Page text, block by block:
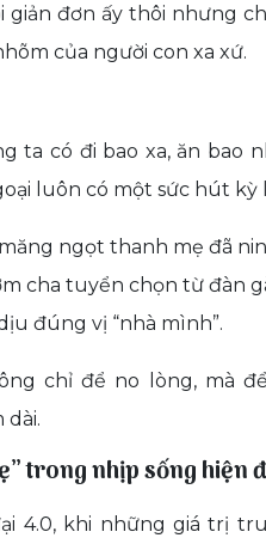
giản đơn ấy thôi nhưng
của người con xa xứ.
ta có đi bao xa, ăn bao
luôn có một sức hút kỳ
ngọt thanh mẹ đã
cha tuyển chọn từ đàn
đúng vị “nhà mình”.
chỉ để no lòng, mà
trong nhịp sống hiện
4.0, khi những giá trị